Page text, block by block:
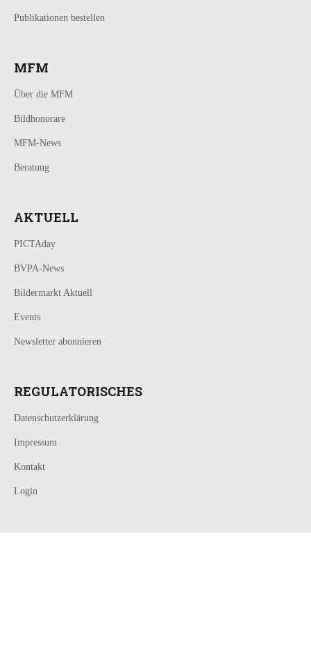
Publikationen bestellen
MFM
Über die MFM
Bildhonorare
MFM-News
Beratung
AKTUELL
PICTAday
BVPA-News
Bildermarkt Aktuell
Events
Newsletter abonnieren
REGULATORISCHES
Datenschutzerklärung
Impressum
Kontakt
Login